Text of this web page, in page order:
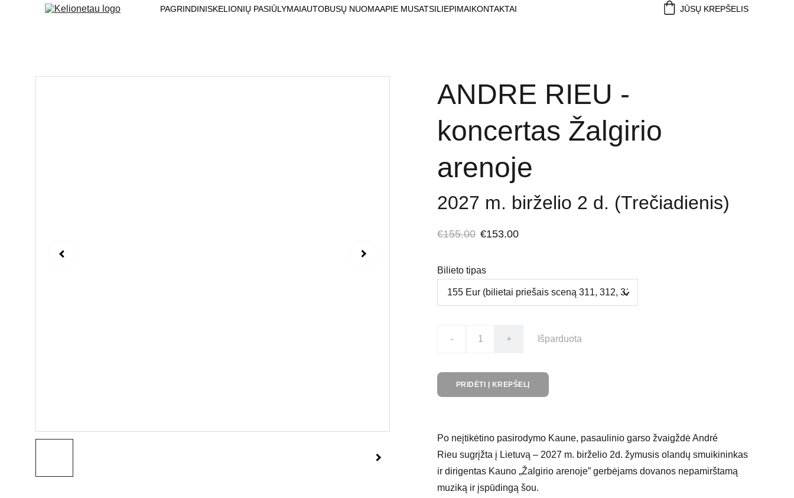
PAGRINDINISKELIONIŲ PASIŪLYMAIAUTOBUSŲ NUOMAAPIE MUSATSILIEPIMAIKONTAKTAI JŪSŲ KREPŠELIS
ANDRE RIEU -
koncertas Žalgirio
arenoje
2027 m. birželio 2 d. (Trečiadienis)
€155.00 €153.00
Bilieto tipas
- + Išparduota
PRIDĖTI Į KREPŠELĮ
Po neįtikėtino pasirodymo Kaune, pasaulinio garso žvaigždė André
Rieu sugrįžta į Lietuvą – 2027 m. birželio 2d. žymusis olandų smuikininkas
ir dirigentas Kauno „Žalgirio arenoje” gerbėjams dovanos nepamirštamą
muziką ir įspūdingą šou.